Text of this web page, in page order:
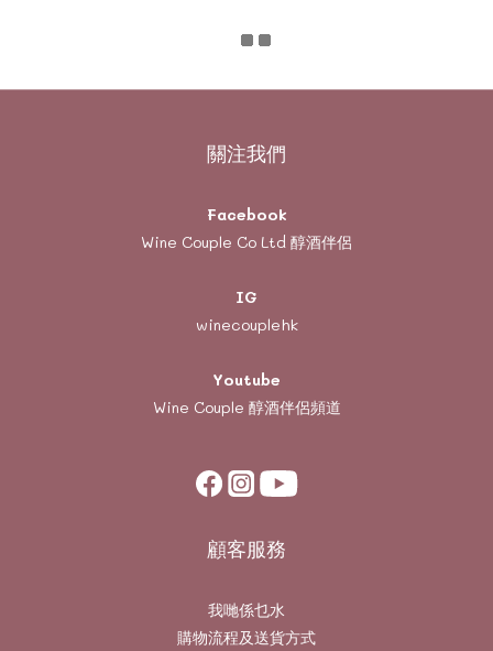
關注我們
Facebook
Wine Couple Co Ltd 醇酒伴侶
IG
winecouplehk
Youtube
Wine Couple 醇酒伴侶頻道
顧客服務
我哋係乜水
購物流程及送貨方式